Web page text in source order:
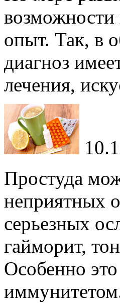
возможности
опыт. Так, в
диагноз
лечения,
Простуда
неприятных
серьезных
гайморит,
Особенно